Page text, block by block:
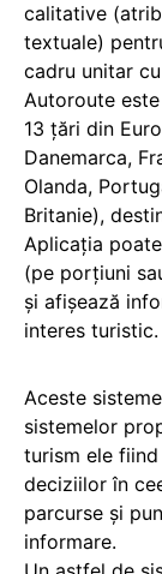
calitative
textuale)
cadru unitar
Autoroute
13 ţări din
Danemarca,
Olanda,
Britanie),
Aplicaţia
(pe porţiuni
şi afişează
interes turistic.
Aceste
sistemelor
turism ele
deciziilor în
parcurse şi
informare.